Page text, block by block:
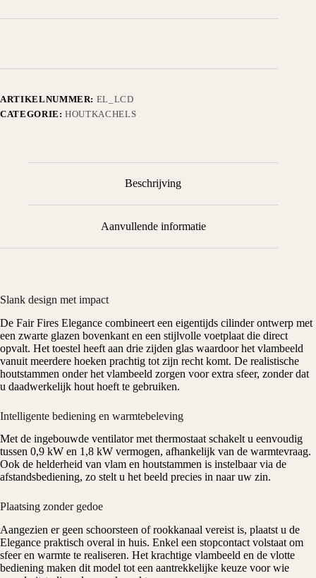
ARTIKELNUMMER: EL_LCD
CATEGORIE:HOUTKACHELS
Beschrijving
Aanvullende informatie
Slank design met impact
De Fair Fires Elegance combineert een eigentijds cilinder ontwerp met
een zwarte glazen bovenkant en een stijlvolle voetplaat die direct
opvalt. Het toestel heeft aan drie zijden glas waardoor het vlambeeld
vanuit meerdere hoeken prachtig tot zijn recht komt. De realistische
houtstammen onder het vlambeeld zorgen voor extra sfeer, zonder dat
u daadwerkelijk hout hoeft te gebruiken.
Intelligente bediening en warmtebeleving
Met de ingebouwde ventilator met thermostaat schakelt u eenvoudig
tussen 0,9 kW en 1,8 kW vermogen, afhankelijk van de warmtevraag.
Ook de helderheid van vlam en houtstammen is instelbaar via de
afstandsbediening, zo stelt u het beeld precies in naar uw zin.
Plaatsing zonder gedoe
Aangezien er geen schoorsteen of rookkanaal vereist is, plaatst u de
Elegance praktisch overal in huis. Enkel een stopcontact volstaat om
sfeer en warmte te realiseren. Het krachtige vlambeeld en de vlotte
bediening maken dit model tot een aantrekkelijke keuze voor wie